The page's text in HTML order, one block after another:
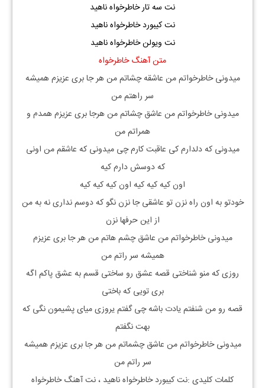
نت سه تار خاطرخواه ناهید
نت کیبورد خاطرخواه ناهید
نت ویولن خاطرخواه ناهید
متن آهنگ خاطرخواه
میدونی خاطرخواتم من عاشقه چشاتم من هر جا بری عزیزم همیشه
سر راهتم من
میدونی خاطرخواتم من عاشق چشاتم من هرجا بری عزیزم همدم و
همراتم من
میدونی که دلدارم کی عاقبت کارم چی میدونی که عاشقم من اونی
که دوسش دارم کیه
اون کیه کیه کیه اون کیه کیه کیه
خودتو به اون راه نزن تو عاشقی جا نزن نگو که دوسم نداری نه به من
از این حرفها نزن
میدونی خاطرخواتم من عاشق چشم هاتم من هر جا بری عزیزم
همیشه سر راتم من
روزی که منو شناختی قصه عشق رو ساختی قسم به عشق پاکم اگه
بری تویی که باختی
قصه رو من شنفتم یادت باشه چی گفتم یروزی میای پشیمون نگی که
بهت نگفتم
میدونی خاطرخواتم من عاشق چشماتم من هر جا بری عزیزم همیشه
سر راتم من
کلمات کلیدی :نت کیبورد خاطرخواه ناهید ، نت آهنگ خاطرخواه